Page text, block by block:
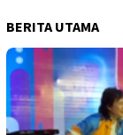
BERITA UTAMA